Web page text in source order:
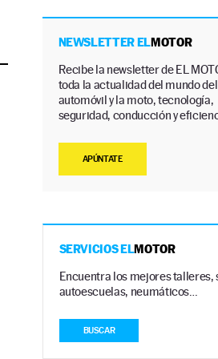
NEWSLETTER ELMOTOR
Recibe la newsletter de EL
toda la actualidad del mundo del
automóvil y la moto, tecnología,
seguridad, conducción y
APÚNTATE
SERVICIOS ELMOTOR
Encuentra los mejores talleres,
autoescuelas, neumáticos…
BUSCAR